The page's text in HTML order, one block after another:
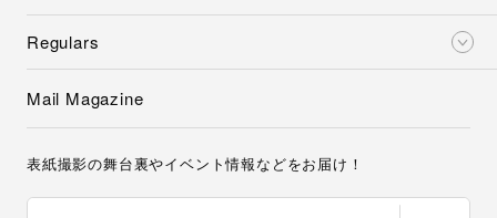
Regulars
Mail Magazine
表紙撮影の舞台裏やイベント情報などをお届け！